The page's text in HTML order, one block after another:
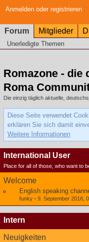
Anmelden oder registrieren
Forum Mitglieder
Unerledigte Themen
Romazone - die
Roma
Die einzig täglich aktuelle,
Diese Seite verwendet
erklären Sie sich damit
Weitere Informationen
International User
Place for all of those, who want to
Welcome
English speaking
funky - 9. September 2016,
Intern
Neuigkeiten